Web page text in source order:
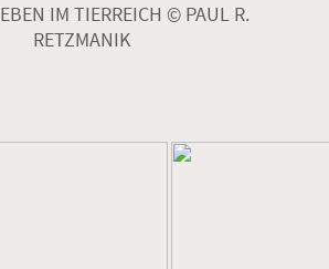
IM TIERREICH © PAUL R.
RETZMANIK